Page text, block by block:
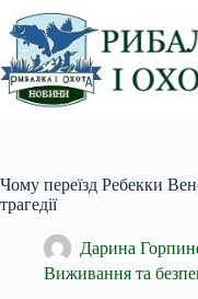
Перейти
до
вмісту
Чому переїзд Ребекки
трагедії
Дарина
Виживання та